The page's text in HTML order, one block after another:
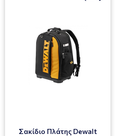
Σακίδιο Πλάτης Dewalt